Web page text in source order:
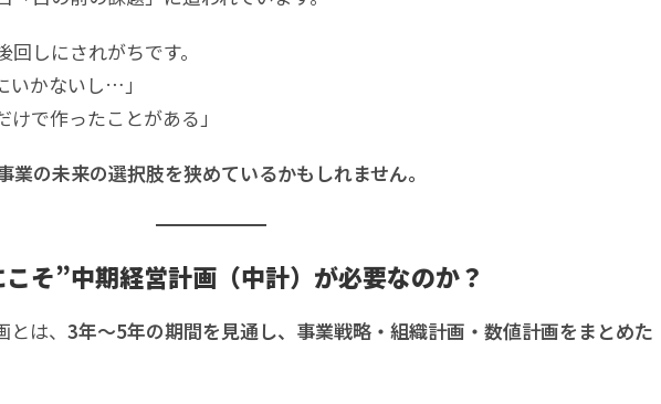
しにされがちです。
いかないし…」
けで作ったことがある」
業の未来の選択肢を狭めているかもしれません。
そ”中期経営計画（中計）が必要なのか？
は、 3年～5年の期間を見通し、事業戦略・組織計画・数値計画をまとめた